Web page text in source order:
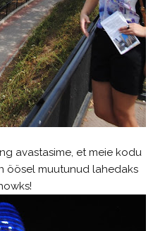
avastasime, et meie kodu
öösel muutunud lahedaks